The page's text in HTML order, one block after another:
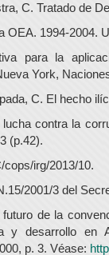
C. Tratado de
OEA. 1994-2004.
para la
York,
C. El hecho
contra la
(p.42).
irg/2013/10.
2001/3 del
de la
y desarrollo en
p. 3. Véase: